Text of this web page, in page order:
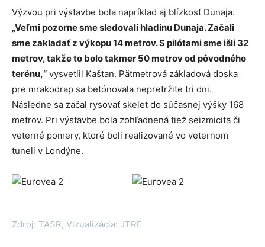
Výzvou pri výstavbe bola napríklad aj blízkosť Dunaja.
„Veľmi pozorne sme sledovali hladinu Dunaja. Začali
sme zakladať z výkopu 14 metrov. S pilótami sme išli 32
metrov, takže to bolo takmer 50 metrov od pôvodného
terénu,“ vysvetlil Kaštan. Päťmetrová základová doska
pre mrakodrap sa betónovala nepretržite tri dni.
Následne sa začal rysovať skelet do súčasnej výšky 168
metrov. Pri výstavbe bola zohľadnená tiež seizmicita či
veterné pomery, ktoré boli realizované vo veternom
tuneli v Londýne.
Zdroj: TASR, Vizualizácia: JTRE